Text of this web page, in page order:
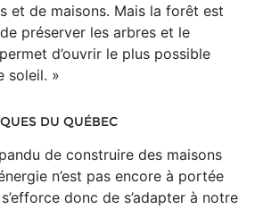
et de maisons. Mais la forêt est
préserver les arbres et le
d’ouvrir le plus possible
soleil. »
DU QUÉBEC
de construire des maisons
n’est pas encore à portée
donc de s’adapter à notre